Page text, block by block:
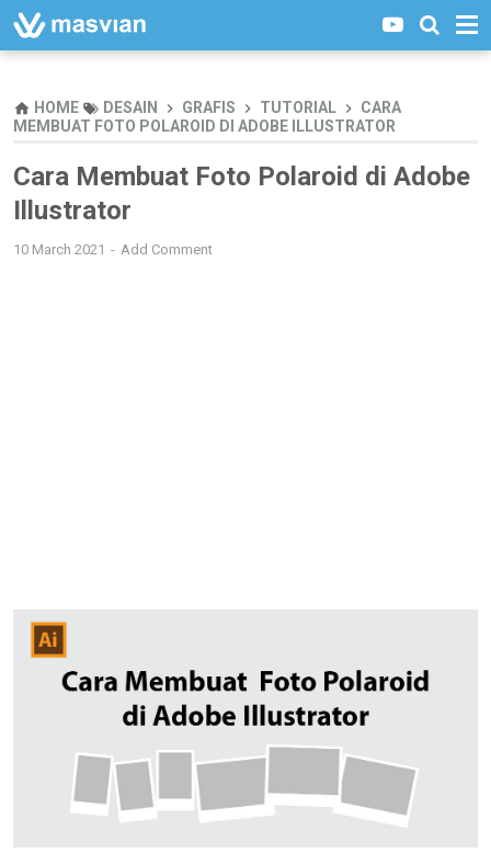
HOME DESAIN GRAFIS TUTORIAL
CARA
MEMBUAT FOTO POLAROID DI ADOBE ILLUSTRATOR
Cara Membuat Foto Polaroid di Adobe
Illustrator
10 March 2021 Add Comment